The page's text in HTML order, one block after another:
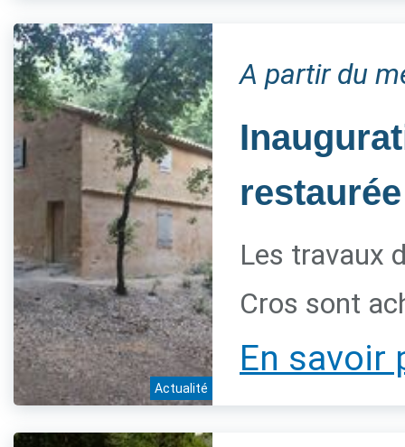
Actualité
A partir du
Les travaux
Cros sont
En savoir